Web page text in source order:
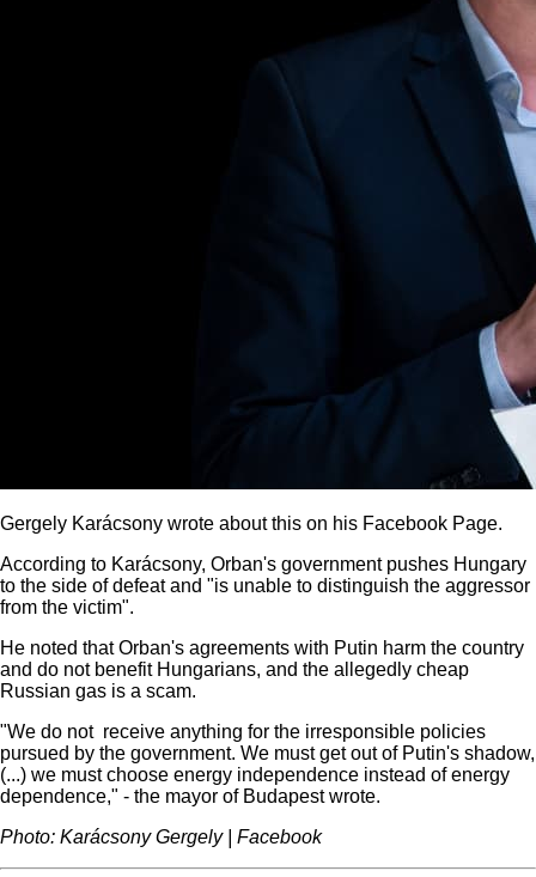
Gergely Karácsony wrote about this on his Facebook Page.
According to Karácsony, Orban's government pushes Hungary
to the side of defeat and "is unable to distinguish the aggressor
from the victim".
He noted that Orban's agreements with Putin harm the country
and do not benefit Hungarians, and the allegedly cheap
Russian gas is a scam.
"We do not receive anything for the irresponsible policies
pursued by the government. We must get out of Putin's shadow,
(...) we must choose energy independence instead of energy
dependence," - the mayor of Budapest wrote.
Photo: Karácsony Gergely | Facebook